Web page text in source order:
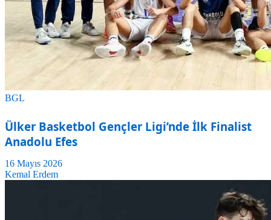
BGL
Ülker Basketbol Gençler Ligi’nde İlk Finalist
Anadolu Efes
16 Mayıs 2026
Kemal Erdem